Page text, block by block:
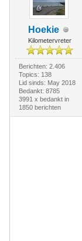
Hoekie
Kilometervreter
Berichten: 2.406
Topics: 138
Lid sinds: May 2018
Bedankt: 8785
3991 x bedankt in
1850 berichten